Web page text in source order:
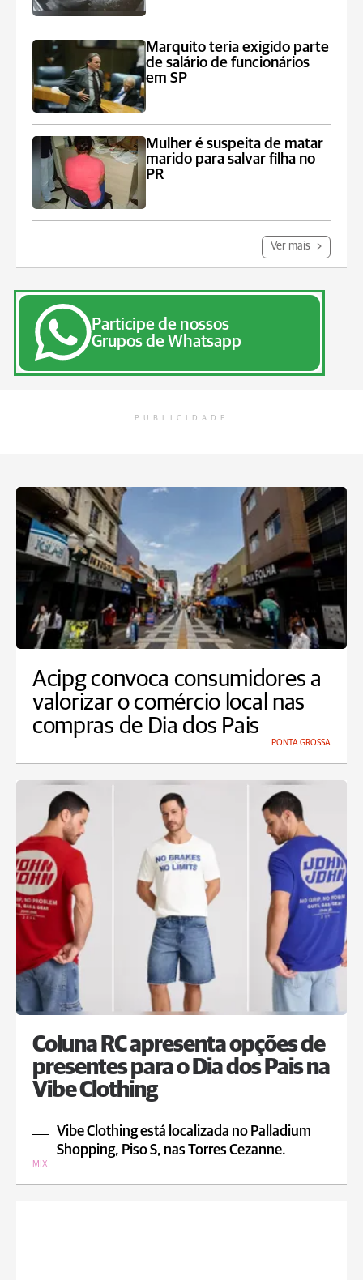
Marquito teria exigido parte
de salário de funcionários
em SP
Mulher é suspeita de matar
marido para salvar filha no
PR
Ver mais
Participe de nossos
Grupos de Whatsapp
PUBLICIDADE
Acipg convoca consumidores a
valorizar o comércio local nas
compras de Dia dos Pais
PONTA GROSSA
Coluna RC apresenta opções de
presentes para o Dia dos Pais na
Vibe Clothing
Vibe Clothing está localizada no Palladium
Shopping, Piso S, nas Torres Cezanne.
MIX